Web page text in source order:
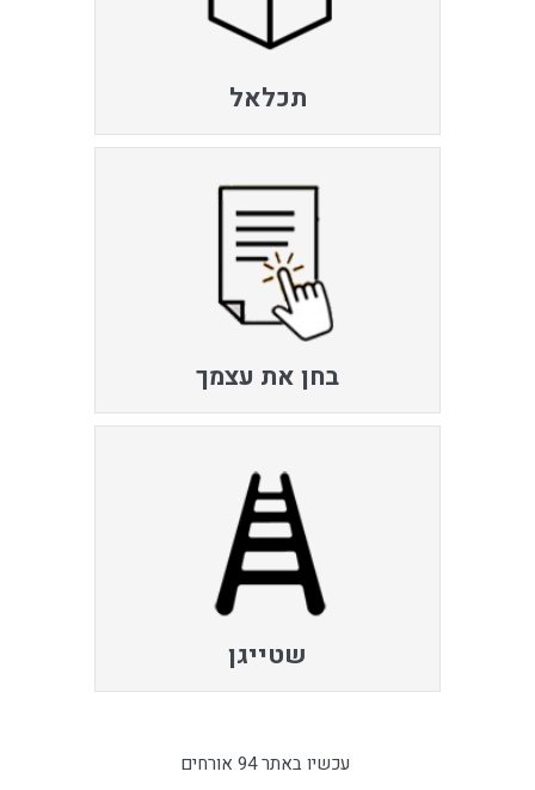
תכלאל
בחן את עצמך
שטייגן
עכשיו באתר 94 אורחים